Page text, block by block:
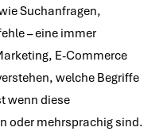
Suchanfragen,
– eine immer
E-Commerce
welche Begriffe
wenn diese
oder mehrsprachig sind.